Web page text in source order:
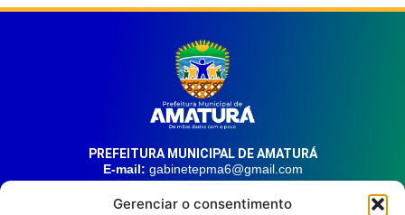
Gerenciar o consentimento
PREFEITURA MUNICIPAL DE AMATURÁ
E-mail: gabinetepma6@gmail.com
Av. 21 de Junho, n° 1746, Centro | Amaturá – AM